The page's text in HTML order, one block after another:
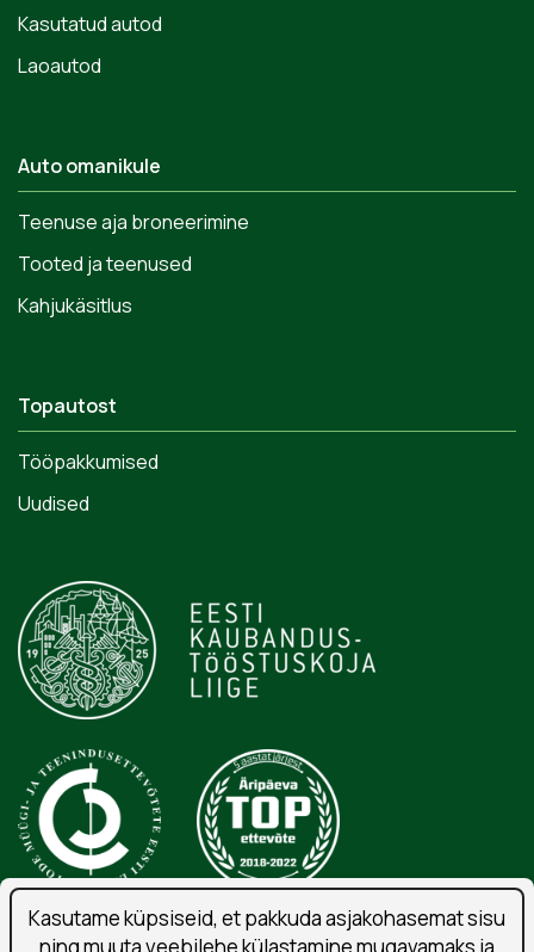
Kasutatud autod
Laoautod
Auto omanikule
Teenuse aja broneerimine
Tooted ja teenused
Kahjukäsitlus
Topautost
Tööpakkumised
Uudised
Kasutame küpsiseid, et pakkuda asjakohasemat sisu